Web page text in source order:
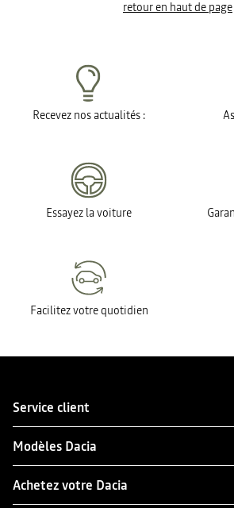
retour en haut de page​
Recevez nos actualités :
Essayez la voiture
Facilitez votre quotidien
Service client
Modèles Dacia
Achetez votre Dacia